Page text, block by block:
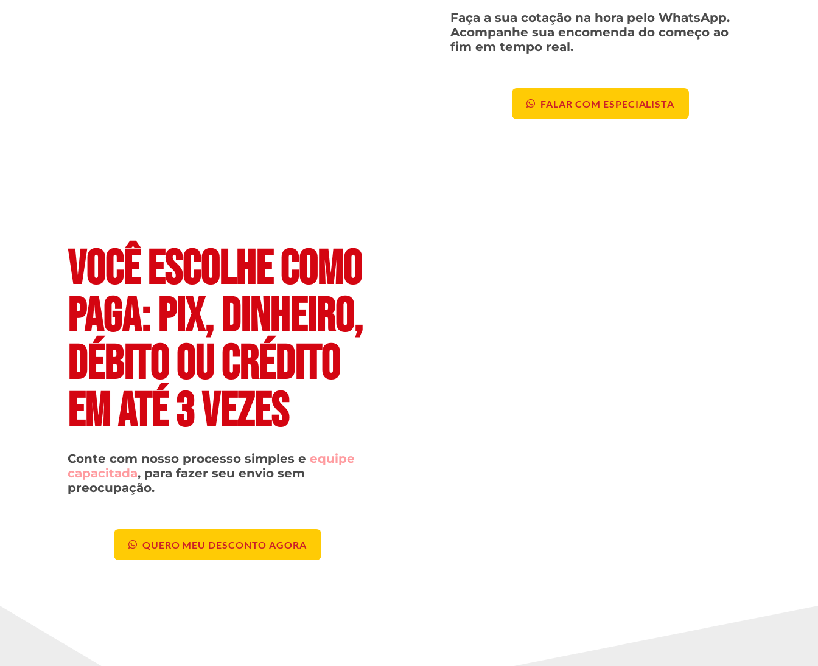
Faça a sua cotação na hora pelo WhatsApp.
Acompanhe sua encomenda do começo ao
fim em tempo real.
FALAR COM ESPECIALISTA
VOCÊ ESCOLHE COMO
PAGA: PIX, DINHEIRO,
DÉBITO OU CRÉDITO
EM ATÉ 3 VEZES
Conte com nosso processo simples e equipe
capacitada, para fazer seu envio sem
preocupação.
QUERO MEU DESCONTO AGORA